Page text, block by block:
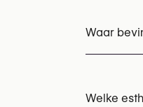
Waar
Welke